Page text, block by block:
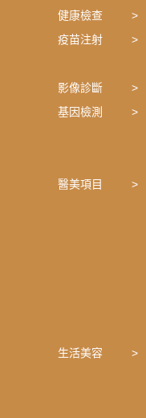
健康檢查
疫苗注射
影像診斷
基因檢測
醫美項目
生活美容